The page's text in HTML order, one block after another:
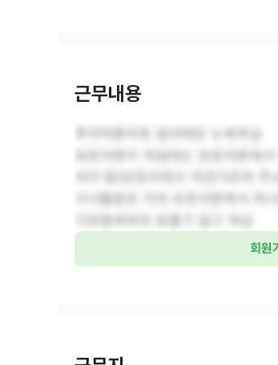
근무내용
보호자분이 계실때는 보호자분께
회원